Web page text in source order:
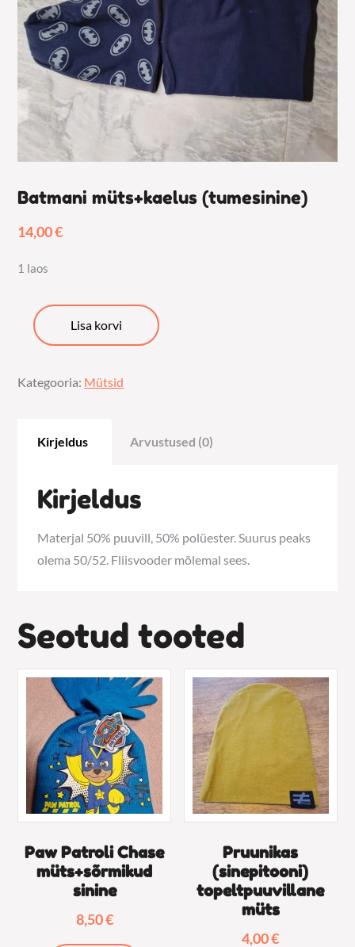
Batmani müts+kaelus (tumesinine)
14,00€
1 laos
Batmani
müts+kaelus
kogus
Lisa korvi
Kategooria: Mütsid
Kirjeldus Arvustused (0)
Kirjeldus
Materjal 50% puuvill, 50% polüester. Suurus peaks
olema 50/52. Fliisvooder mõlemal sees.
Seotud tooted
Paw Patroli Chase
müts+sõrmikud
sinine
8,50€
Pruunikas
(sinepitooni)
topeltpuuvillane
müts
4,00€